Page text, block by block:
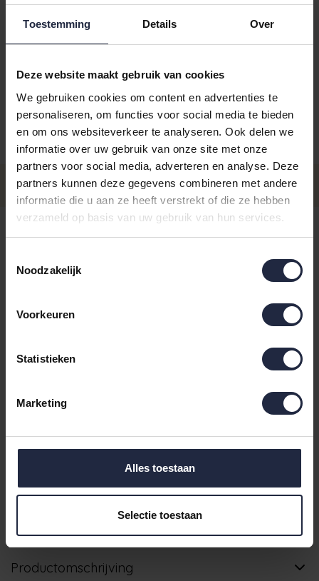
Toestemming Details Over
Deze website maakt gebruik van cookies
We gebruiken cookies om content en advertenties te
personaliseren, om functies voor social media te bieden
en om ons websiteverkeer te analyseren. Ook delen we
informatie over uw gebruik van onze site met onze
partners voor social media, adverteren en analyse. Deze
partners kunnen deze gegevens combineren met andere
informatie die u aan ze heeft verstrekt of die ze hebben
verzameld op basis van uw gebruik van hun services.
Noodzakelijk
Voorkeuren
Statistieken
Marketing
Alles toestaan
Selectie toestaan
Aantal Maat Prijs
Maat 32/34
- Levertijd: 4-8 werkdagen
€129,9
Incl. BTW
Maat 36/38 €129,9
Incl. BTW
€129,9
Incl. BTW
€129,9
Incl. BTW
€129,9
Incl. BTW
4-8 werkdagen
Productomschrijving